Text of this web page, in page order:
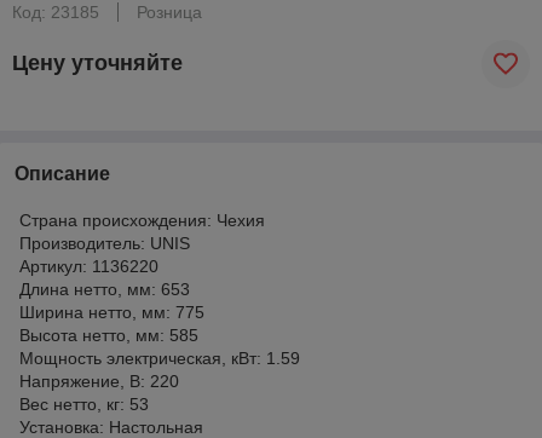
Код: 23185
Розница
Цену уточняйте
Описание
Страна происхождения: Чехия
Производитель: UNIS
Артикул: 1136220
Длина нетто, мм: 653
Ширина нетто, мм: 775
Высота нетто, мм: 585
Мощность электрическая, кВт: 1.59
Напряжение, В: 220
Вес нетто, кг: 53
Установка: Настольная